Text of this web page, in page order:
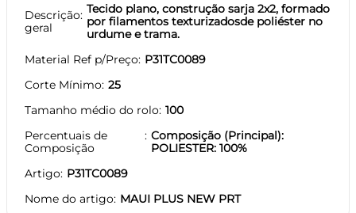
Descrição
geral
Tecido plano, construção sarja 2x2, formado
por filamentos texturizadosde poliéster no
urdume e trama.
Material Ref p/Preço P31TC0089
Corte Mínimo 25
Tamanho médio do rolo 100
Percentuais de
Composição
Composição (Principal):
POLIESTER: 100%
Artigo P31TC0089
Nome do artigo MAUI PLUS NEW PRT